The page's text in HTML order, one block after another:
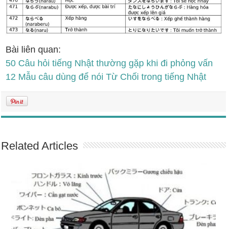
Bài liên quan:
50 Câu hỏi tiếng Nhật thường gặp khi đi phỏng vấn
12 Mẫu câu dùng để nói Từ Chối trong tiếng Nhật
Related Articles